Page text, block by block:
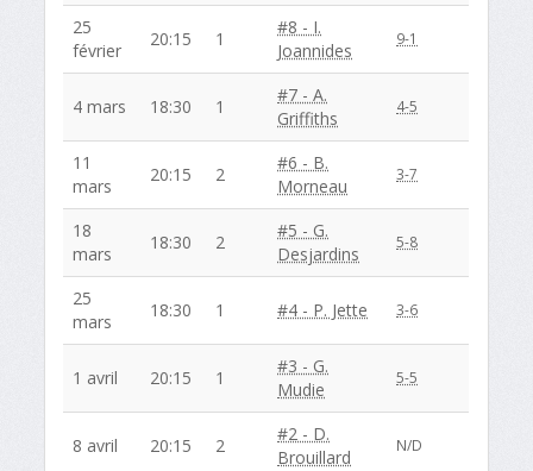
25
février
20:15 1
#8 - I.
Joannides
9-1
4 mars 18:30 1
#7 - A.
Griffiths
4-5
11
mars
20:15 2
#6 - B.
Morneau
3-7
18
mars
18:30 2
#5 - G.
Desjardins
5-8
25
mars
18:30 1 #4 - P. Jette 3-6
1 avril 20:15 1
#3 - G.
Mudie
5-5
8 avril 20:15 2
#2 - D.
Brouillard
N/D